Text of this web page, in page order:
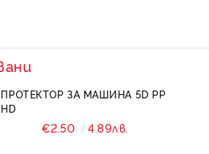
ПРОТЕКТОР ЗА МАШИНА 5D PP
HD
€2.50 4.89лв.